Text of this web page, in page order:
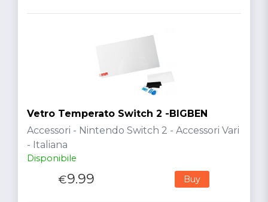
Vetro Temperato Switch 2 -BIGBEN
Accessori - Nintendo Switch 2 - Accessori Vari
- Italiana
Disponibile
€9.99 Buy